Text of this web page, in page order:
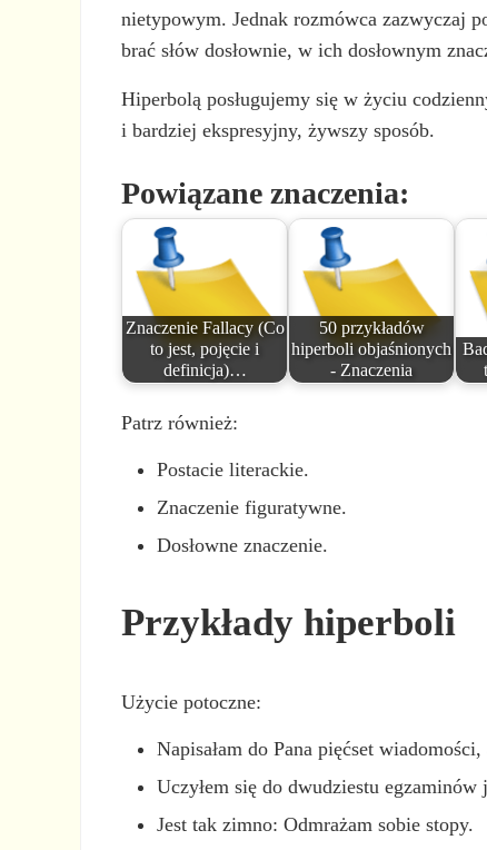
nietypowym. Jednak rozmówca zazwyczaj
brać słów dosłownie, w ich dosłownym
Hiperbolą posługujemy się w życiu
i bardziej ekspresyjny, żywszy sposób.
Powiązane znaczenia:
Znaczenie Fallacy (Co
to jest, pojęcie i
definicja)…
50 przykładów
hiperboli objaśnionych
- Znaczenia
Patrz również:
Postacie literackie.
Znaczenie figuratywne.
Dosłowne znaczenie.
Przykłady hiperboli
Użycie potoczne:
Napisałam do Pana pięćset
Uczyłem się do dwudziestu
Jest tak zimno: Odmrażam sobie stopy.